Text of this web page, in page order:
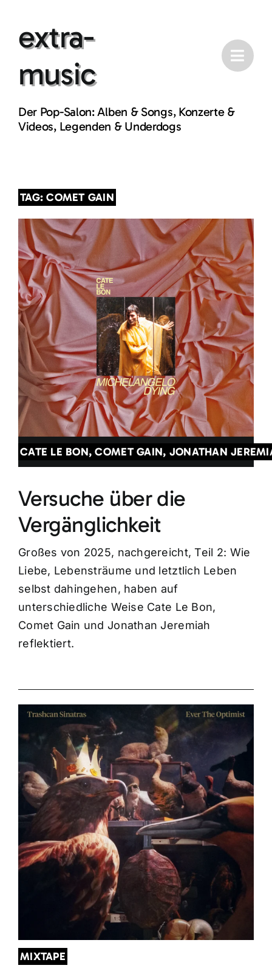
contentextra-
music
Der Pop-Salon: Alben & Songs, Konzerte &
Videos, Legenden & Underdogs
TAG: COMET GAIN
CATE LE BON, COMET GAIN, JONATHAN
Versuche über die
Vergänglichkeit
Großes von 2025, nachgereicht, Teil 2: Wie
Liebe, Lebensträume und letztlich Leben
selbst dahingehen, haben auf
unterschiedliche Weise Cate Le Bon,
Comet Gain und Jonathan Jeremiah
reflektiert.
MIXTAPE